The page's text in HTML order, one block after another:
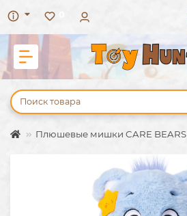
Плюшевые мишки CARE BEARS